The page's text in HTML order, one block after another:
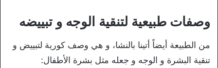
وصفات طبيعية لتنقية الوجه و تبييضه
من الطبيعة أيضاً أتينا بالنشا، و هي وصف كورية لتبييض و
تنقية البشرة و الوجه و جعله مثل بشرة الأطفال: